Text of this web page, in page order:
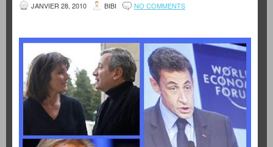
JANVIER 28, 2010 BIBI NO COMMENTS